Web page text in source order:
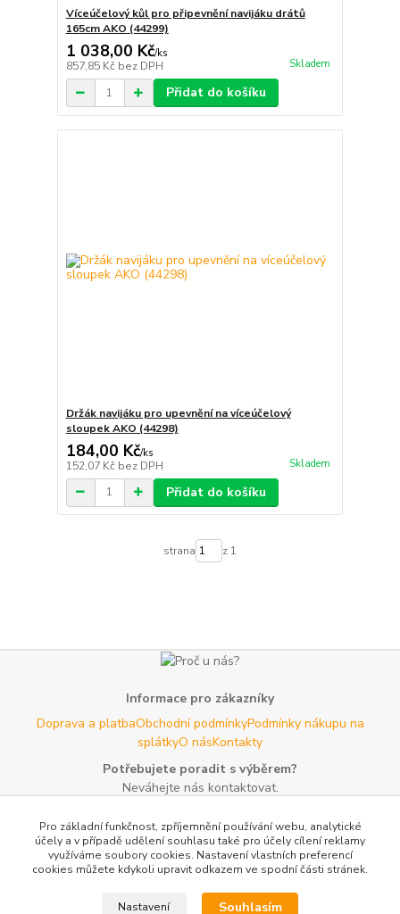
Víceúčelový kůl pro připevnění navijáku drátů
165cm AKO (44299)
1 038,00 Kč/ks
857,85 Kč bez DPH Skladem
Přidat do košíku
Držák navijáku pro upevnění na víceúčelový
sloupek AKO (44298)
184,00 Kč/ks
152,07 Kč bez DPH Skladem
Přidat do košíku
strana z 1
Informace pro zákazníky
Doprava a platbaObchodní podmínkyPodmínky nákupu na
splátkyO násKontakty
Potřebujete poradit s výběrem?
Neváhejte nás kontaktovat.
Email:info@agroczechia.cz- kdykoliv
Užitečné informace
lesníckeho náradia a potrieb
Formulář odstoupení o
Pro základní funkčnost, zpříjemnění používání webu, analytické
účely a v případě udělení souhlasu také pro účely cílení reklamy
využíváme soubory cookies. Nastavení vlastních preferencí
cookies můžete kdykoli upravit odkazem ve spodní části stránek.
Nastavení Souhlasím